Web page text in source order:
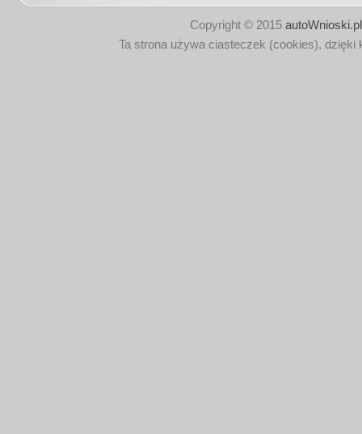
Tagi: wzór orzeczenia lekarskiego do
wzór orzeczenia lekarskiego dla
ubiegających się o pierwsze prawo jazdy,
Copyright © 2015 autoWnioski.pl
Ta strona używa ciasteczek (cookies),